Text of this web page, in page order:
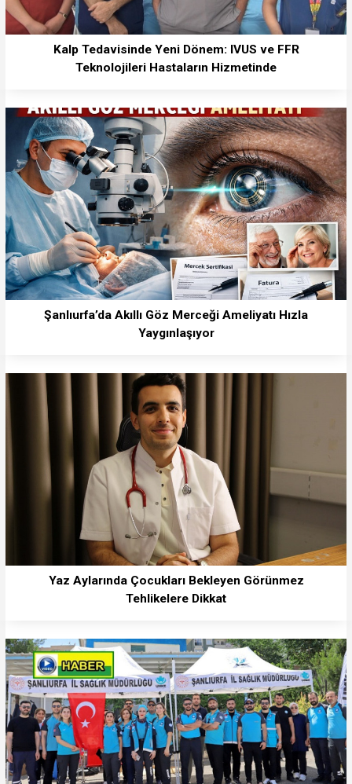
Kalp Tedavisinde Yeni Dönem: IVUS ve FFR
Teknolojileri Hastaların Hizmetinde
Şanlıurfa’da Akıllı Göz Merceği Ameliyatı Hızla
Yaygınlaşıyor
Yaz Aylarında Çocukları Bekleyen Görünmez
Tehlikelere Dikkat